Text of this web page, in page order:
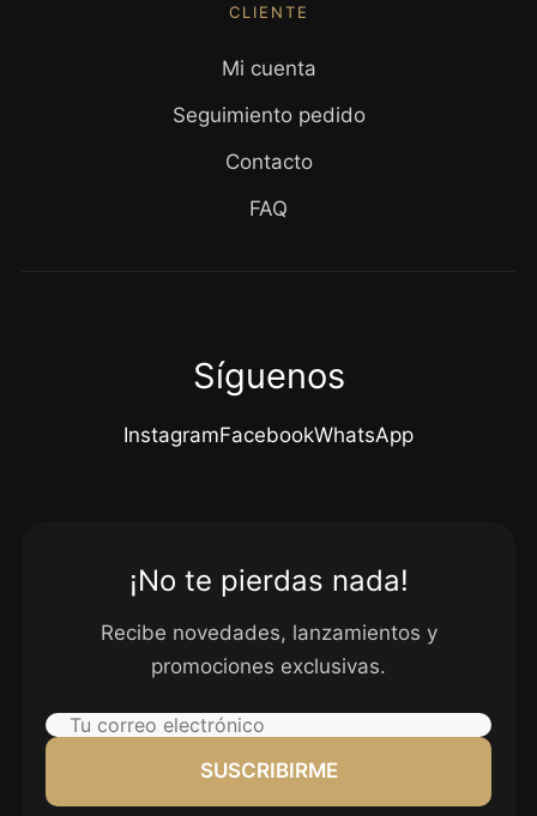
CLIENTE
Mi cuenta
Seguimiento pedido
Contacto
FAQ
Síguenos
InstagramFacebookWhatsApp
¡No te pierdas nada!
Recibe novedades, lanzamientos y
promociones exclusivas.
SUSCRIBIRME